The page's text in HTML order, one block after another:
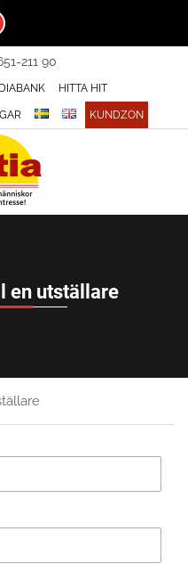
211 90
HITTA HIT
KUNDZON
en utställare